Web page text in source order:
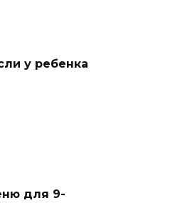
у ребенка
для 9-